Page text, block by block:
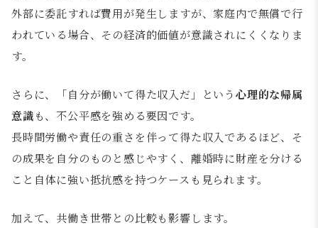
外部に委託すれば費用が発生しますが、家庭内で無償で行
われている場合、その経済的価値が意識されにくくなりま
す。
さらに、「自分が働いて得た収入だ」という心理的な帰属
意識も、不公平感を強める要因です。
長時間労働や責任の重さを伴って得た収入であるほど、そ
の成果を自分のものと感じやすく、離婚時に財産を分ける
こと自体に強い抵抗感を持つケースも見られます。
加えて、共働き世帯との比較も影響します。